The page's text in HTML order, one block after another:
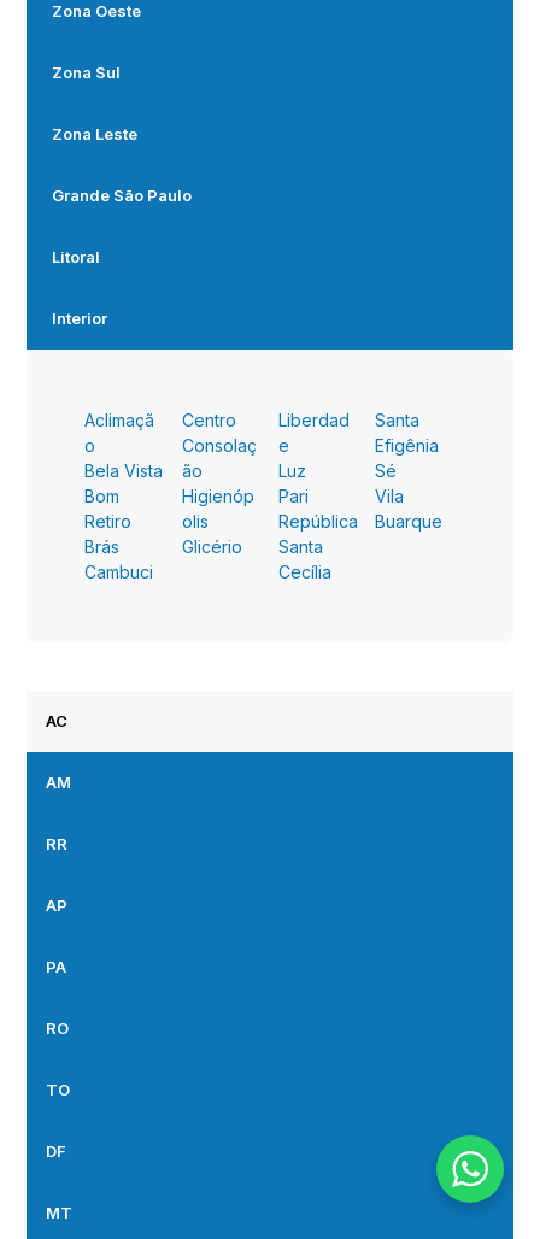
Zona Oeste
Zona Sul
Zona Leste
Grande São Paulo
Litoral
Interior
Aclimaçã
o
Bela Vista
Bom
Retiro
Brás
Cambuci
Centro
Consolaç
ão
Higienóp
olis
Glicério
Liberdad
e
Luz
Pari
República
Santa
Cecília
Santa
Efigênia
Sé
Vila
Buarque
AC
AM
RR
AP
PA
RO
TO
DF
MT